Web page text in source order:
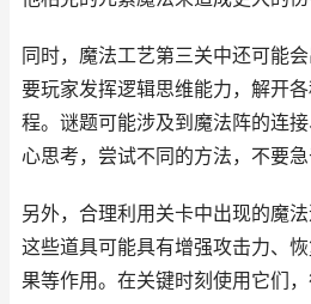
同时，魔法工艺第三关中还可能
要玩家发挥逻辑思维能力，解开
程。谜题可能涉及到魔法阵的连
心思考，尝试不同的方法，不要急
另外，合理利用关卡中出现的魔法
这些道具可能具有增强攻击力、
果等作用。在关键时刻使用它们，